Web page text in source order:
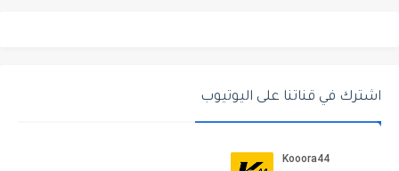
اشترك في قناتنا على اليوتيوب